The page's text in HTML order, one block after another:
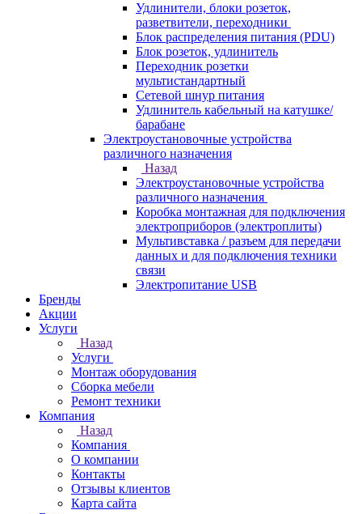
Удлинители, блоки розеток,
разветвители, переходники
Блок распределения питания (PDU)
Блок розеток, удлинитель
Переходник розетки
мультистандартный
Сетевой шнур питания
Удлинитель кабельный на катушке/
барабане
Электроустановочные устройства
различного назначения
Назад
Электроустановочные устройства
различного назначения
Коробка монтажная для подключения
электроприборов (электроплиты)
Мультивставка / разъем для передачи
данных и для подключения техники
связи
Электропитание USB
Бренды
Акции
Услуги
Назад
Услуги
Монтаж оборудования
Сборка мебели
Ремонт техники
Компания
Назад
Компания
О компании
Контакты
Отзывы клиентов
Карта сайта